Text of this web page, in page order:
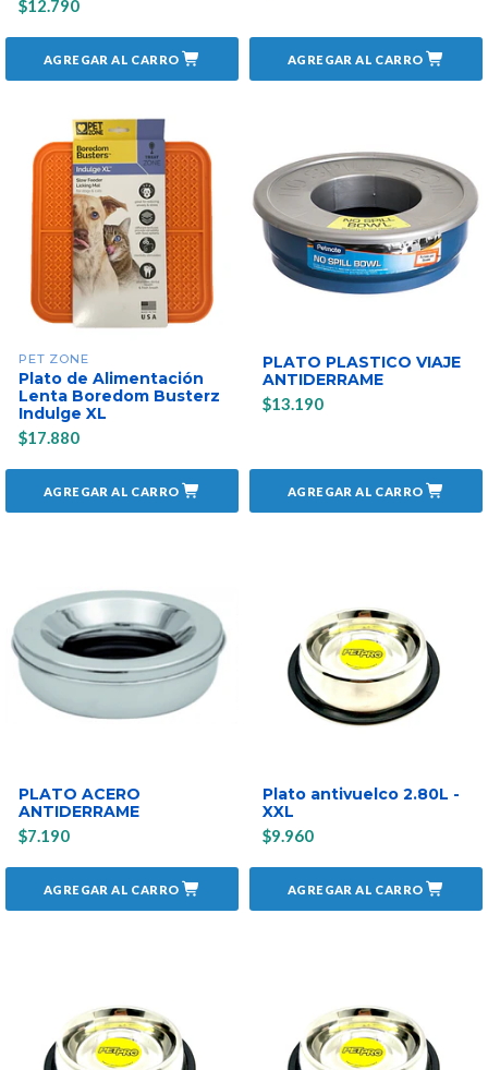
$12.790
AGREGAR AL CARRO AGREGAR AL CARRO
PET ZONE
Plato de Alimentación
Lenta Boredom Busterz
Indulge XL
$17.880
AGREGAR AL CARRO
PLATO PLASTICO VIAJE
ANTIDERRAME
$13.190
AGREGAR AL CARRO
PLATO ACERO
ANTIDERRAME
$7.190
AGREGAR AL CARRO
Plato antivuelco 2.80L -
XXL
$9.960
AGREGAR AL CARRO